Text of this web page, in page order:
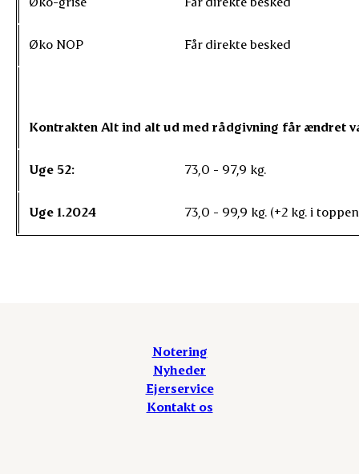
Øko NOP Får direkte besked
Kontrakten Alt ind alt ud med rådgivning får ændret
Uge 52: 73,0 - 97,9 kg.
Uge 1.2024 73,0 - 99,9 kg. (+2 kg. i
Notering
Nyheder
Ejerservice
Kontakt os